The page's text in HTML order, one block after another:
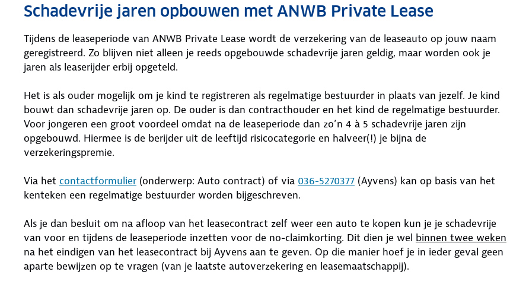
Schadevrije jaren opbouwen met ANWB Private Lease
Tijdens de leaseperiode van ANWB Private Lease wordt de verzekering van de leaseauto op jouw naam
geregistreerd. Zo blijven niet alleen je reeds opgebouwde schadevrije jaren geldig, maar worden ook je
jaren als leaserijder erbij opgeteld.
Het is als ouder mogelijk om je kind te registreren als regelmatige bestuurder in plaats van jezelf. Je kind
bouwt dan schadevrije jaren op. De ouder is dan contracthouder en het kind de regelmatige bestuurder.
Voor jongeren een groot voordeel omdat na de leaseperiode dan zo’n 4 à 5 schadevrije jaren zijn
opgebouwd. Hiermee is de berijder uit de leeftijd risicocategorie en halveer(!) je bijna de
verzekeringspremie.
Via het contactformulier (onderwerp: Auto contract) of via 036-5270377 (Ayvens) kan op basis van het
kenteken een regelmatige bestuurder worden bijgeschreven.
Als je dan besluit om na afloop van het leasecontract zelf weer een auto te kopen kun je je schadevrije
van voor en tijdens de leaseperiode inzetten voor de no-claimkorting. Dit dien je wel binnen twee weken
na het eindigen van het leasecontract bij Ayvens aan te geven. Op die manier hoef je in ieder geval geen
aparte bewijzen op te vragen (van je laatste autoverzekering en leasemaatschappij).